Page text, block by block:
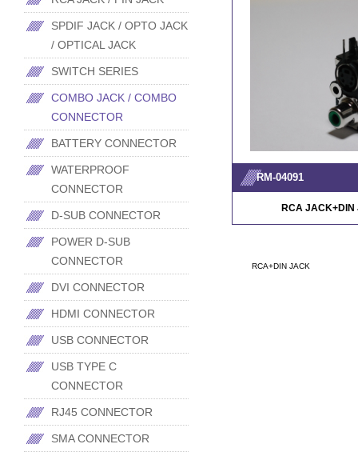
RM-04091
RCA
RCA+DIN JACK
SPDIF JACK / OPTO JACK
/ OPTICAL JACK
SWITCH SERIES
COMBO JACK / COMBO
CONNECTOR
BATTERY CONNECTOR
WATERPROOF
CONNECTOR
D-SUB CONNECTOR
POWER D-SUB
CONNECTOR
DVI CONNECTOR
HDMI CONNECTOR
USB CONNECTOR
USB TYPE C
CONNECTOR
RJ45 CONNECTOR
SMA CONNECTOR